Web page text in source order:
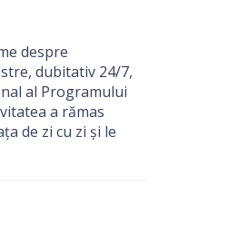
despre
dubitativ 24/7,
al Programului
a rămas
de zi cu zi și le